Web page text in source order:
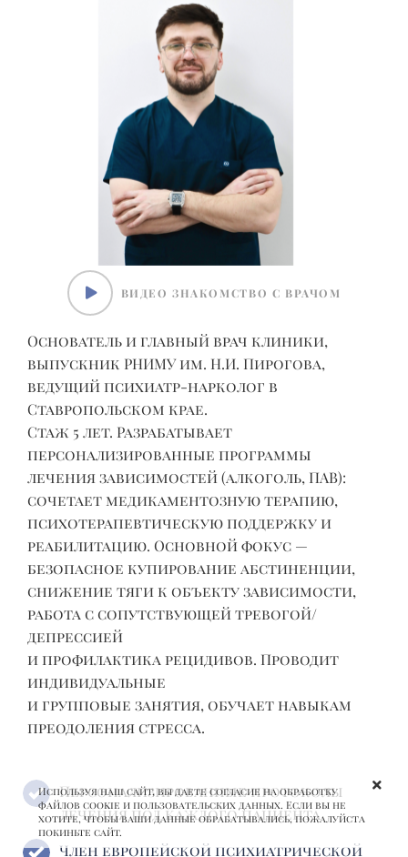
ВИДЕО ЗНАКОМСТВО С ВРАЧОМ
Основатель и главный врач клиники,
выпускник РНИМУ им. Н.И. Пирогова,
ведущий психиатр-нарколог в
Ставропольском крае.
Стаж 5 лет. Разрабатывает
персонализированные программы
лечения зависимостей (алкоголь, ПАВ):
сочетает медикаментозную терапию,
психотерапевтическую поддержку и
реабилитацию. Основной фокус —
безопасное купирование абстиненции,
снижение тяги к объекту зависимости,
работа с сопутствующей тревогой/
депрессией
и профилактика рецидивов. Проводит
индивидуальные
и групповые занятия, обучает навыкам
преодоления стресса.
Персонализированные протоколы
лечения под каждого пациента
Член европейской психиатрической
Используя наш сайт, вы даете согласие на обработку
файлов cookie и пользовательских данных. Если вы не
хотите, чтобы ваши данные обрабатывались, пожалуйста
покиньте сайт.